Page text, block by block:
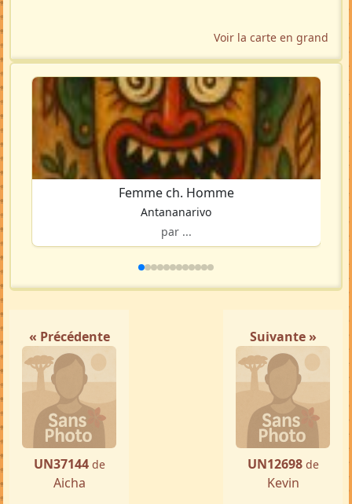
Voir la carte en grand
Femme ch. Homme
Antananarivo
par ...
« Précédente
UN37144 de
Aicha
Suivante »
UN12698 de
Kevin